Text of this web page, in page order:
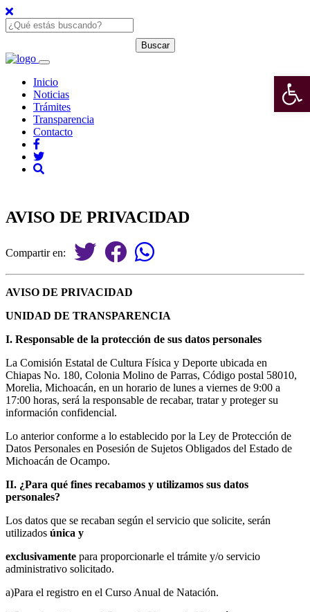
Inicio
Noticias
Trámites
Transparencia
Contacto
AVISO DE PRIVACIDAD
Compartir en:
AVISO DE PRIVACIDAD
UNIDAD DE TRANSPARENCIA
I. Responsable de la protección de sus datos personales
La Comisión Estatal de Cultura Física y Deporte ubicada en
Chiapas No. 180, Colonia Molino de Parras, Código postal 58010,
Morelia, Michoacán, en un horario de lunes a viernes de 9:00 a
17:00 horas, será la responsable de recabar, tratar y proteger su
información confidencial.
Lo anterior conforme a lo establecido por la Ley de Protección de
Datos Personales en Posesión de Sujetos Obligados del Estado de
Michoacán de Ocampo.
II. ¿Para qué fines recabamos y utilizamos sus datos
personales?
Los datos que se recaban según el servicio que solicite, serán
utilizados única y
exclusivamente para proporcionarle el trámite y/o servicio
administrativo solicitado.
a)Para el registro en el Curso Anual de Natación.